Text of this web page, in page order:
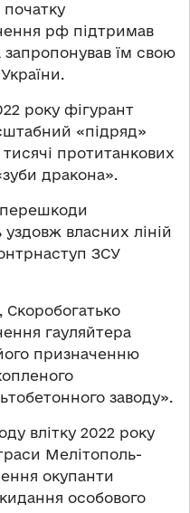
початку
рф підтримав
запропонував їм свою
року фігурант
«підряд»
протитанкових
дракона».
перешкоди
власних ліній
ЗСУ
Скоробогатько
гауляйтера
призначенню
заводу».
влітку 2022 року
Мелітополь-
окупанти
особового